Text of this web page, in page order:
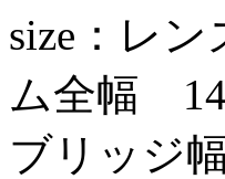
size：レ
ム全幅
ブリッジ